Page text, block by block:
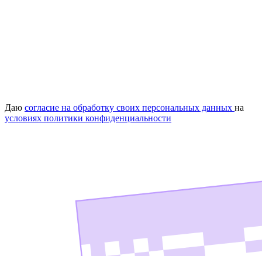
Даю согласие на обработку своих персональных данных на
условиях политики конфиденциальности